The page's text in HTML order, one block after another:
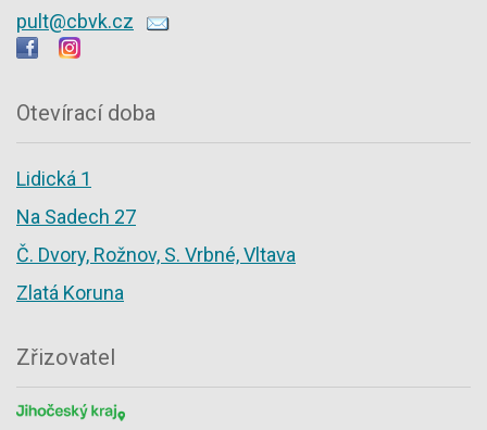
pult@cbvk.cz
Otevírací doba
Lidická 1
Na Sadech 27
Č. Dvory, Rožnov, S. Vrbné, Vltava
Zlatá Koruna
Zřizovatel